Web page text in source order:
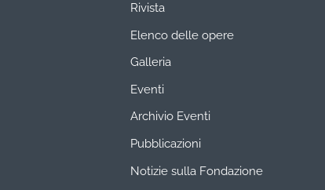
Rivista
Elenco delle opere
Galleria
Eventi
Archivio Eventi
Pubblicazioni
Notizie sulla Fondazione